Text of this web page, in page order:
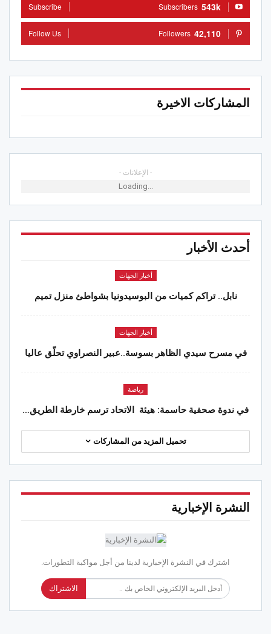
543k
Subscribers
Subscribe
42,110
Followers
Follow Us
المشاركات الاخيرة
- الإعلانات -
Loading...
أحدث الأخبار
أخبار الجهات
نابل.. تراكم كميات من البوسيدونيا بشواطئ منزل تميم
أخبار الجهات
في مسرح سيدي الظاهر بسوسة..عبير النصراوي تحلّق عاليا
رياضة
في ندوة صحفية حاسمة: هيئة الاتحاد ترسم خارطة الطريق…
تحميل المزيد من المشاركات
النشرة الإخبارية
اشترك في النشرة الإخبارية لدينا من أجل مواكبة التطورات.
الاشتراك